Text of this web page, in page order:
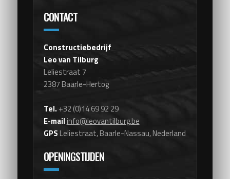
CONTACT
Constructiebedrijf
Leo van Tilburg
Leliestraat 7
2387 Baarle-Hertog
Tel. +32 (0)14 69 92 29
E-mailinfo@leovantilburg.be
GPSLeliestraat, Baarle-Nassau, Nederland
OPENINGSTIJDEN